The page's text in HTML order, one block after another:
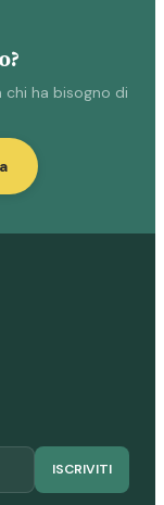
ha bisogno di
ISCRIVITI